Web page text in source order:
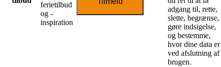
ferietilbud
og -
inspiration
adgang til, rette,
slette, begrænse,
gøre indsigelse,
og bestemme,
hvor dine data er
ved afslutning af
brugen.